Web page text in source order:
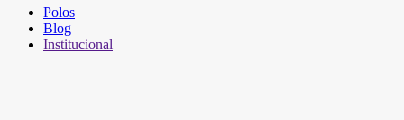
Polos
Blog
Institucional